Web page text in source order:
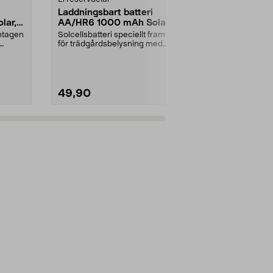
Laddningsbart batteri
AA/HR6 1000 mAh Solar, 2-
pack
Solcellsbatteri speciellt framtagen
för trädgårdsbelysning med
49,90